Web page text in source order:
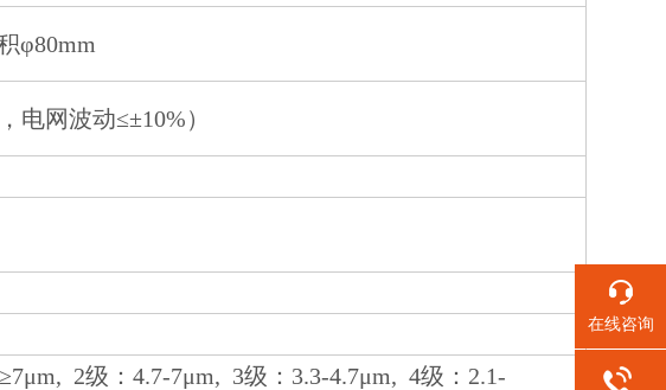
φ80mm
电网波动≤±10%）
2级：4.7-7μm, 3级：3.3-4.7μm, 4级：2.1-
在线咨询